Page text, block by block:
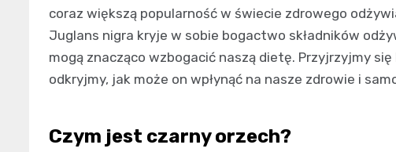
coraz większą popularność w świecie zdrowego
Juglans nigra kryje w sobie bogactwo składników
mogą znacząco wzbogacić naszą dietę. Przyjrzyjmy
odkryjmy, jak może on wpłynąć na nasze zdrowie i
Czym jest czarny orzech?